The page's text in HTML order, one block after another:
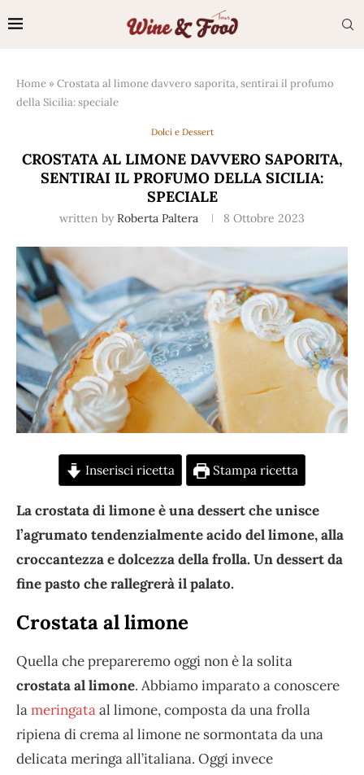
Home »Crostata al limone davvero saporita, sentirai il profumo
della Sicilia: speciale
Dolci e Dessert
CROSTATA AL LIMONE DAVVERO SAPORITA,
SENTIRAI IL PROFUMO DELLA SICILIA:
SPECIALE
written by Roberta Paltera 8 Ottobre 2023
Inserisci ricetta Stampa ricetta
La crostata di limone è una dessert che unisce
l’agrumato tendenzialmente acido del limone, alla
croccantezza e dolcezza della frolla. Un dessert da
fine pasto che rallegrerà il palato.
Crostata al limone
Quella che prepareremo oggi non è la solita
crostata al limone. Abbiamo imparato a conoscere
lameringataal limone, composta da una frolla
ripiena di crema al limone ne sormontata da una
delicata meringa all’italiana. Oggi invece